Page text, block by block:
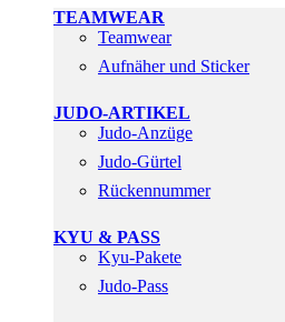
TEAMWEAR
Teamwear
Aufnäher und Sticker
JUDO-ARTIKEL
Judo-Anzüge
Judo-Gürtel
Rückennummer
KYU & PASS
Kyu-Pakete
Judo-Pass